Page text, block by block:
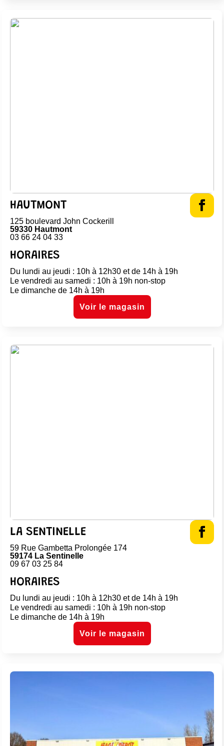
HAUTMONT
125 boulevard John Cockerill
59330 Hautmont
03 66 24 04 33
HORAIRES
Du lundi au jeudi : 10h à 12h30 et de 14h à 19h
Le vendredi au samedi : 10h à 19h non-stop
Le dimanche de 14h à 19h
Voir le magasin
LA SENTINELLE
59 Rue Gambetta Prolongée 174
59174 La Sentinelle
09 67 03 25 84
HORAIRES
Du lundi au jeudi : 10h à 12h30 et de 14h à 19h
Le vendredi au samedi : 10h à 19h non-stop
Le dimanche de 14h à 19h
Voir le magasin